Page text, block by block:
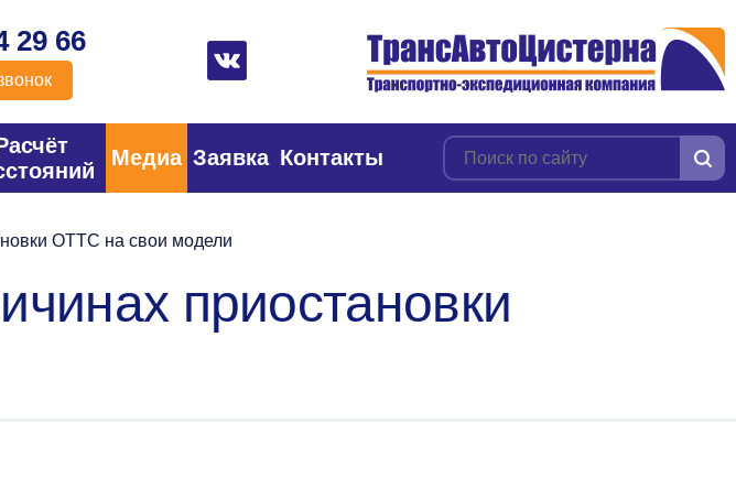
29 66
Медиа Заявка Контакты
ОТТС на свои модели
приостановки